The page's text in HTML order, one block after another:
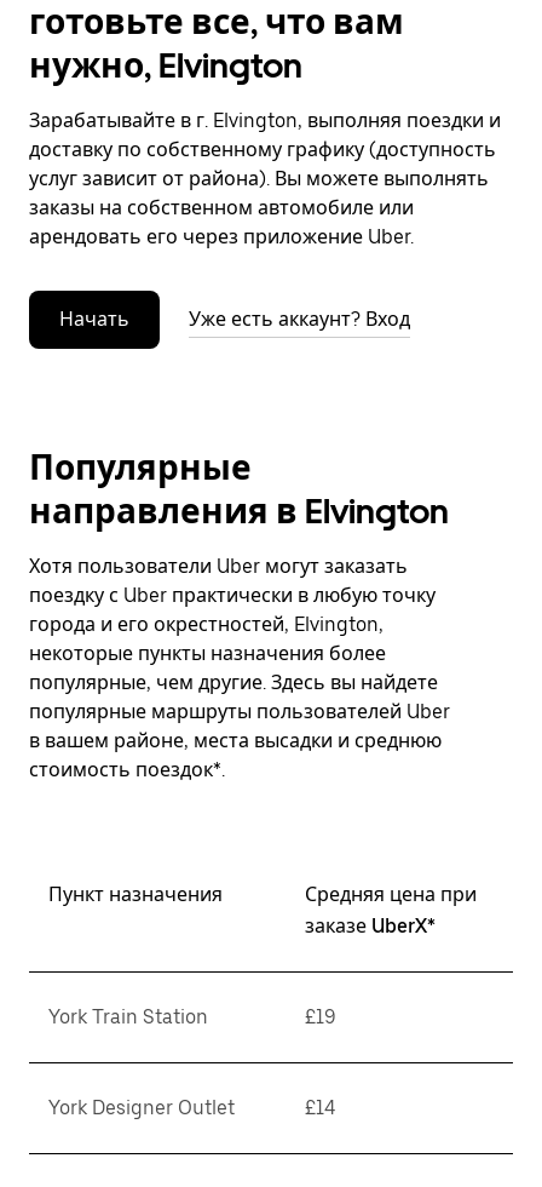
готовьте все, что вам
нужно, Elvington
Зарабатывайте в г. Elvington, выполняя поездки и
доставку по собственному графику (доступность
услуг зависит от района). Вы можете выполнять
заказы на собственном автомобиле или
арендовать его через приложение Uber.
Начать Уже есть аккаунт? Вход
Популярные
направления в Elvington
Хотя пользователи Uber могут заказать
поездку с Uber практически в любую точку
города и его окрестностей, Elvington,
некоторые пункты назначения более
популярные, чем другие. Здесь вы найдете
популярные маршруты пользователей Uber
в вашем районе, места высадки и среднюю
стоимость поездок*.
Пункт назначения
Средняя цена при
заказе UberX*
York Train Station £19
York Designer Outlet £14